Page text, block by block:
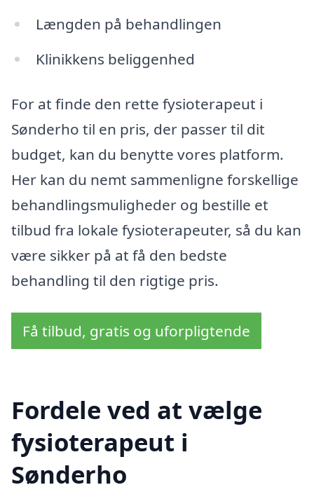
Længden på behandlingen
Klinikkens beliggenhed
For at finde den rette fysioterapeut i
Sønderho til en pris, der passer til dit
budget, kan du benytte vores platform.
Her kan du nemt sammenligne forskellige
behandlingsmuligheder og bestille et
tilbud fra lokale fysioterapeuter, så du kan
være sikker på at få den bedste
behandling til den rigtige pris.
Få tilbud, gratis og uforpligtende
Fordele ved at vælge
fysioterapeut i
Sønderho